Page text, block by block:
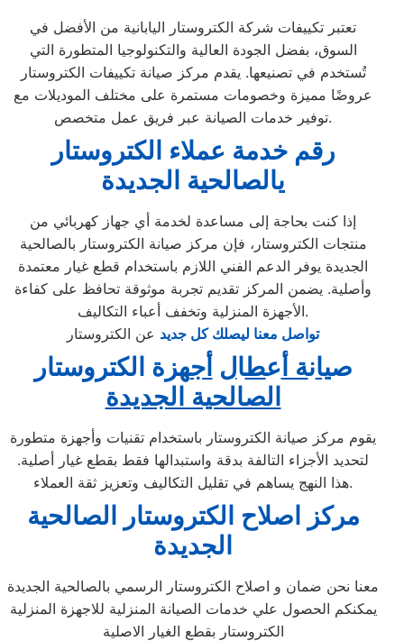
تعتبر تكييفات شركة الكتروستار اليابانية من الأفضل في
السوق، بفضل الجودة العالية والتكنولوجيا المتطورة التي
تُستخدم في تصنيعها. يقدم مركز صيانة تكييفات الكتروستار
عروضًا مميزة وخصومات مستمرة على مختلف الموديلات مع
توفير خدمات الصيانة عبر فريق عمل متخصص.
رقم خدمة عملاء الكتروستار
يالصالحية الجديدة
إذا كنت بحاجة إلى مساعدة لخدمة أي جهاز كهربائي من
منتجات الكتروستار، فإن مركز صيانة الكتروستار بالصالحية
الجديدة يوفر الدعم الفني اللازم باستخدام قطع غيار معتمدة
وأصلية. يضمن المركز تقديم تجربة موثوقة تحافظ على كفاءة
الأجهزة المنزلية وتخفف أعباء التكاليف.
تواصل معنا ليصلك كل جديد عن الكتروستار
صيانة أعطال أجهزة الكتروستار
الصالحية الجديدة
يقوم مركز صيانة الكتروستار باستخدام تقنيات وأجهزة متطورة
لتحديد الأجزاء التالفة بدقة واستبدالها فقط بقطع غيار أصلية.
هذا النهج يساهم في تقليل التكاليف وتعزيز ثقة العملاء.
مركز اصلاح الكتروستار الصالحية
الجديدة
معنا نحن ضمان و اصلاح الكتروستار الرسمي بالصالحية الجديدة
يمكنكم الحصول علي خدمات الصيانة المنزلية للاجهزة المنزلية
الكتروستار بقطع الغيار الاصلية